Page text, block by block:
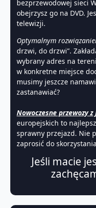
bezprzewodowej sieci
obejrzysz go na DVD.
telewizji.
Optymalnym
drzwi, do drzwi”.
wybrany adres na
w konkretne miejsce
musimy jeszcze
zastanawiać?
Nowoczesne przewozy z
europejskich to
sprawny przejazd. Nie
zaprosić do
Jeśli macie